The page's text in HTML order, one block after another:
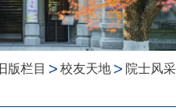
旧版栏目 校友天地 院士风采